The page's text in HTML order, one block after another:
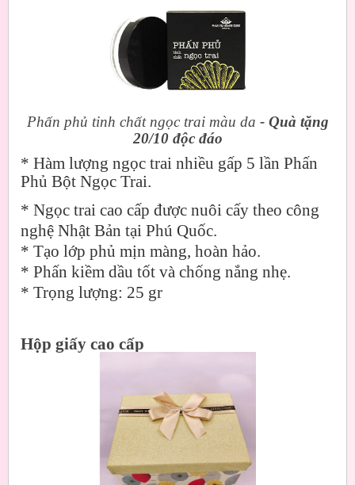
Phấn phủ tinh chất ngọc trai màu da - Quà tặng
20/10 độc đáo
* Hàm lượng ngọc trai nhiều gấp 5 lần Phấn
Phủ Bột Ngọc Trai.
* Ngọc trai cao cấp được nuôi cấy theo công
nghệ Nhật Bản tại Phú Quốc.
* Tạo lớp phủ mịn màng, hoàn hảo.
* Phấn kiềm dầu tốt và chống nắng nhẹ.
* Trọng lượng: 25 gr
Hộp giấy cao cấp